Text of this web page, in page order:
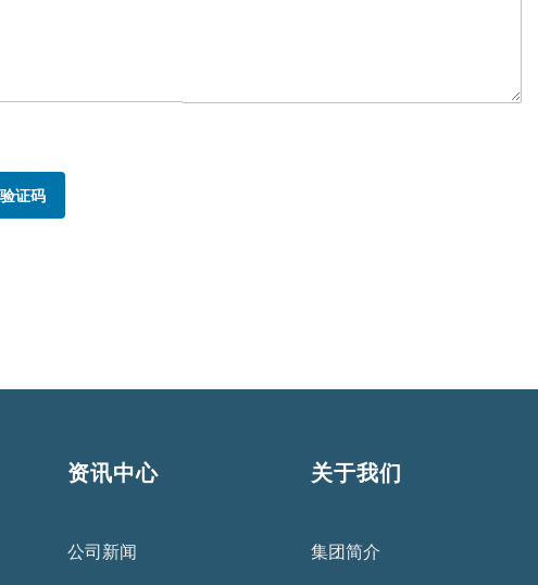
证码
资讯中心
公司新闻
关于我们
集团简介